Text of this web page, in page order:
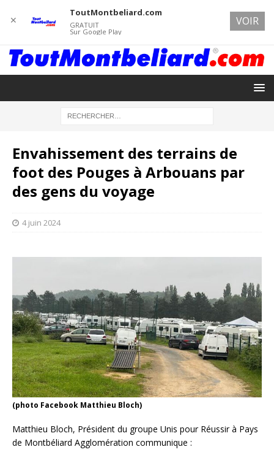
Envahissement des terrains de
foot des Pouges à Arbouans par
des gens du voyage
4 juin 2024
(photo Facebook Matthieu Bloch)
Matthieu Bloch, Président du groupe Unis pour Réussir à Pays
de Montbéliard Agglomération communique :
✕
ToutMontbeliard.com
GRATUIT
Sur Google Play
VOIR